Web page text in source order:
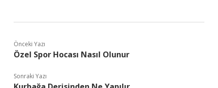
Önceki Yazı
Özel Spor Hocası Nasıl Olunur
Sonraki Yazı